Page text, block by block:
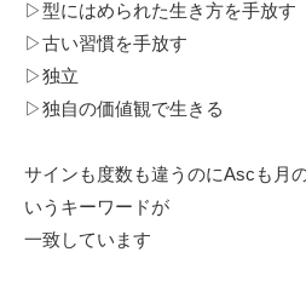
▷型にはめられた生き方を手放す
▷古い習慣を手放す
▷独立
▷独自の価値観で生きる
サインも度数も違うのにAscも月
いうキーワードが
一致しています